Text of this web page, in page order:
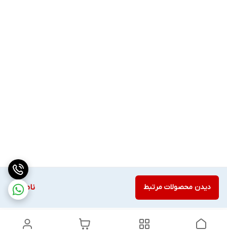
ناموجود دیدن محصولات مرتبط